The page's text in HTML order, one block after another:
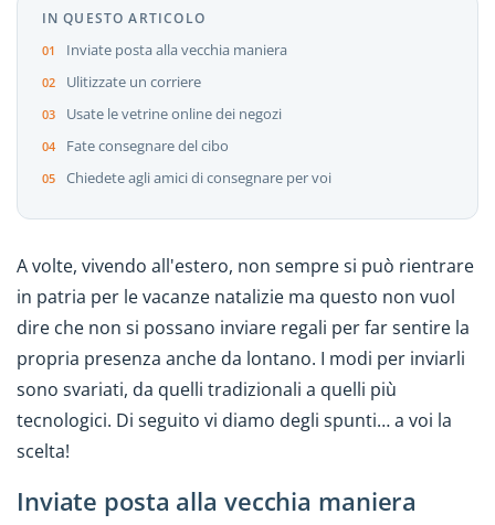
IN QUESTO ARTICOLO
Inviate posta alla vecchia maniera
Ulitizzate un corriere
Usate le vetrine online dei negozi
Fate consegnare del cibo
Chiedete agli amici di consegnare per voi
A volte, vivendo all'estero, non sempre si può rientrare
in patria per le vacanze natalizie ma questo non vuol
dire che non si possano inviare regali per far sentire la
propria presenza anche da lontano. I modi per inviarli
sono svariati, da quelli tradizionali a quelli più
tecnologici. Di seguito vi diamo degli spunti… a voi la
scelta!
Inviate posta alla vecchia maniera